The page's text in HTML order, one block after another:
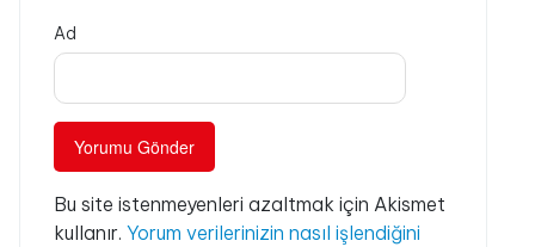
Ad
Bu site istenmeyenleri azaltmak için Akismet
kullanır. Yorum verilerinizin nasıl işlendiğini